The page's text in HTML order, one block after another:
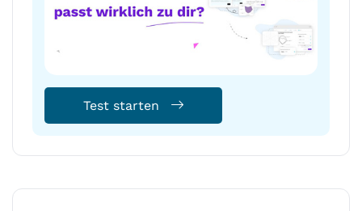
Test starten